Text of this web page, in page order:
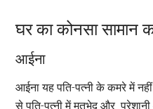
घर का कोनसा
आईना
आईना यह पति-पत्नी के कमरे में
से पति-पत्नी में मतभेद और